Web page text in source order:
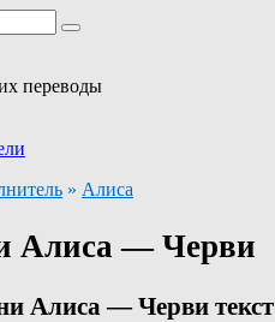
переводы
» Алиса
Алиса — Черви
Алиса — Черви текст